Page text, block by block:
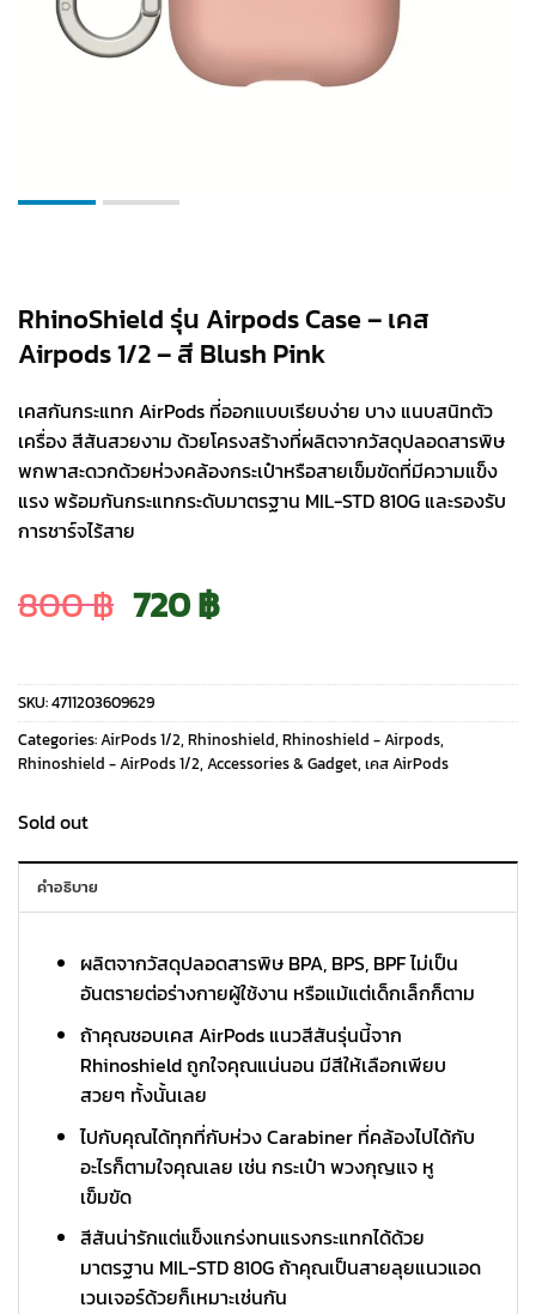
RhinoShield รุ่น Airpods Case – เคส
Airpods 1/2 – สี Blush Pink
เคสกันกระแทก AirPods ที่ออกแบบเรียบง่าย บาง แนบสนิทตัว
เครื่อง สีสันสวยงาม ด้วยโครงสร้างที่ผลิตจากวัสดุปลอดสารพิษ
พกพาสะดวกด้วยห่วงคล้องกระเป๋าหรือสายเข็มขัดที่มีความแข็ง
แรง พร้อมกันกระแทกระดับมาตรฐาน MIL-STD 810G และรองรับ
การชาร์จไร้สาย
800฿ Original
price
was:
720฿Current
price
is:
SKU:4711203609629
Categories:AirPods 1/2, Rhinoshield, Rhinoshield - Airpods,
Rhinoshield - AirPods 1/2, Accessories & Gadget, เคส AirPods
Sold out
คำอธิบาย
ผลิตจากวัสดุปลอดสารพิษ BPA, BPS, BPF ไม่เป็น
อันตรายต่อร่างกายผู้ใช้งาน หรือแม้แต่เด็กเล็กก็ตาม
ถ้าคุณชอบเคส AirPods แนวสีสันรุ่นนี้จาก
Rhinoshield ถูกใจคุณแน่นอน มีสีให้เลือกเพียบ
สวยๆ ทั้งนั้นเลย
ไปกับคุณได้ทุกที่กับห่วง Carabiner ที่คล้องไปได้กับ
อะไรก็ตามใจคุณเลย เช่น กระเป๋า พวงกุญแจ หู
เข็มขัด
สีสันน่ารักแต่แข็งแกร่งทนแรงกระแทกได้ด้วย
มาตรฐาน MIL-STD 810G ถ้าคุณเป็นสายลุยแนวแอด
เวนเจอร์ด้วยก็เหมาะเช่นกัน